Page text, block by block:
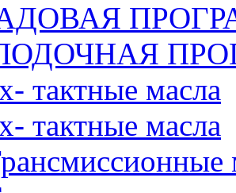
тактные масла
тактные масла